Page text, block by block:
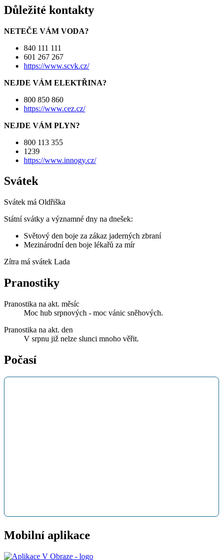
Důležité kontakty
NETEČE VÁM VODA?
840 111 111
601 267 267
https://www.scvk.cz/
NEJDE VÁM ELEKTŘINA?
800 850 860
https://www.cez.cz/
NEJDE VÁM PLYN?
800 113 355
1239
https://www.innogy.cz/
Svátek
Svátek má Oldřiška
Státní svátky a významné dny na dnešek:
Světový den boje za zákaz jaderných zbraní
Mezinárodní den boje lékařů za mír
Zítra má svátek Lada
Pranostiky
Pranostika na akt. měsíc
Moc hub srpnových - moc vánic sněhových.
Pranostika na akt. den
V srpnu již nelze slunci mnoho věřit.
Počasí
Mobilní aplikace